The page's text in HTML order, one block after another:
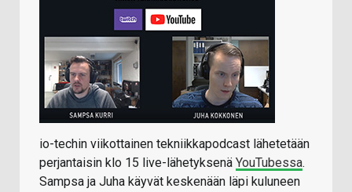
io-techin viikottainen tekniikkapodcast lähetetään
perjantaisin klo 15 live-lähetyksenä YouTubessa.
Sampsa ja Juha käyvät keskenään läpi kuluneen